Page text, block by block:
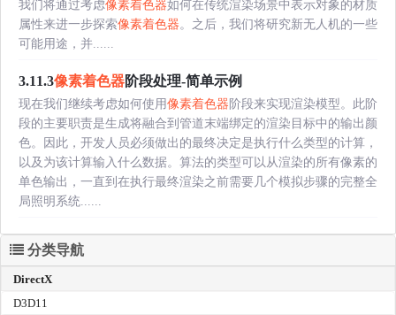
我们将通过考虑像素着色器如何在传统渲染场景中表示对象的材质
属性来进一步探索像素着色器。之后，我们将研究新无人机的一些
可能用途，并......
3.11.3像素着色器阶段处理-简单示例
现在我们继续考虑如何使用像素着色器 阶段来实现渲染模型。此阶
段的主要职责是生成将融合到管道末端绑定的渲染目标中的输出颜
色。因此，开发人员必须做出的最终决定是执行什么类型的计算，
以及为该计算输入什么数据。算法的类型可以从渲染的所有像素的
单色输出，一直到在执行最终渲染之前需要几个模拟步骤的完整全
局照明系统......
分类导航
DirectX
D3D11